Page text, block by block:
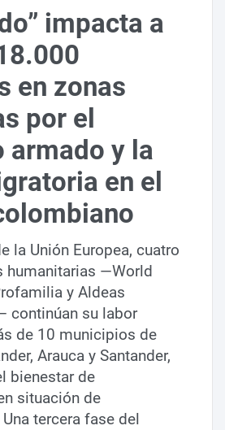
impacta a
en zonas
por el
armado y la
en el
la Unión Europea, cuatro
humanitarias —World
y Aldeas
continúan su labor
de 10 municipios de
Arauca y Santander,
bienestar de
situación de
tercera fase del